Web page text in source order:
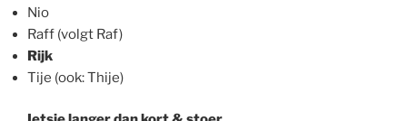
Nio
Raff (volgt Raf)
Rijk
Tije (ook: Thije)